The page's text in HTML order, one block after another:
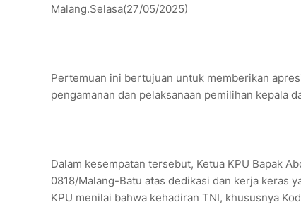
Malang.Selasa(27/05/2025)
Pertemuan ini bertujuan untuk memberikan
pengamanan dan pelaksanaan pemilihan kepala
Dalam kesempatan tersebut, Ketua KPU Bapak
0818/Malang-Batu atas dedikasi dan kerja keras
KPU menilai bahwa kehadiran TNI, khususnya